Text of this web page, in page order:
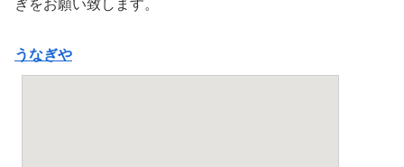
ぎをお願い致します。
うなぎや